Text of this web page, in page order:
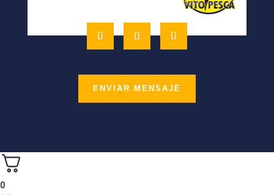
ENVIAR MENSAJE
0